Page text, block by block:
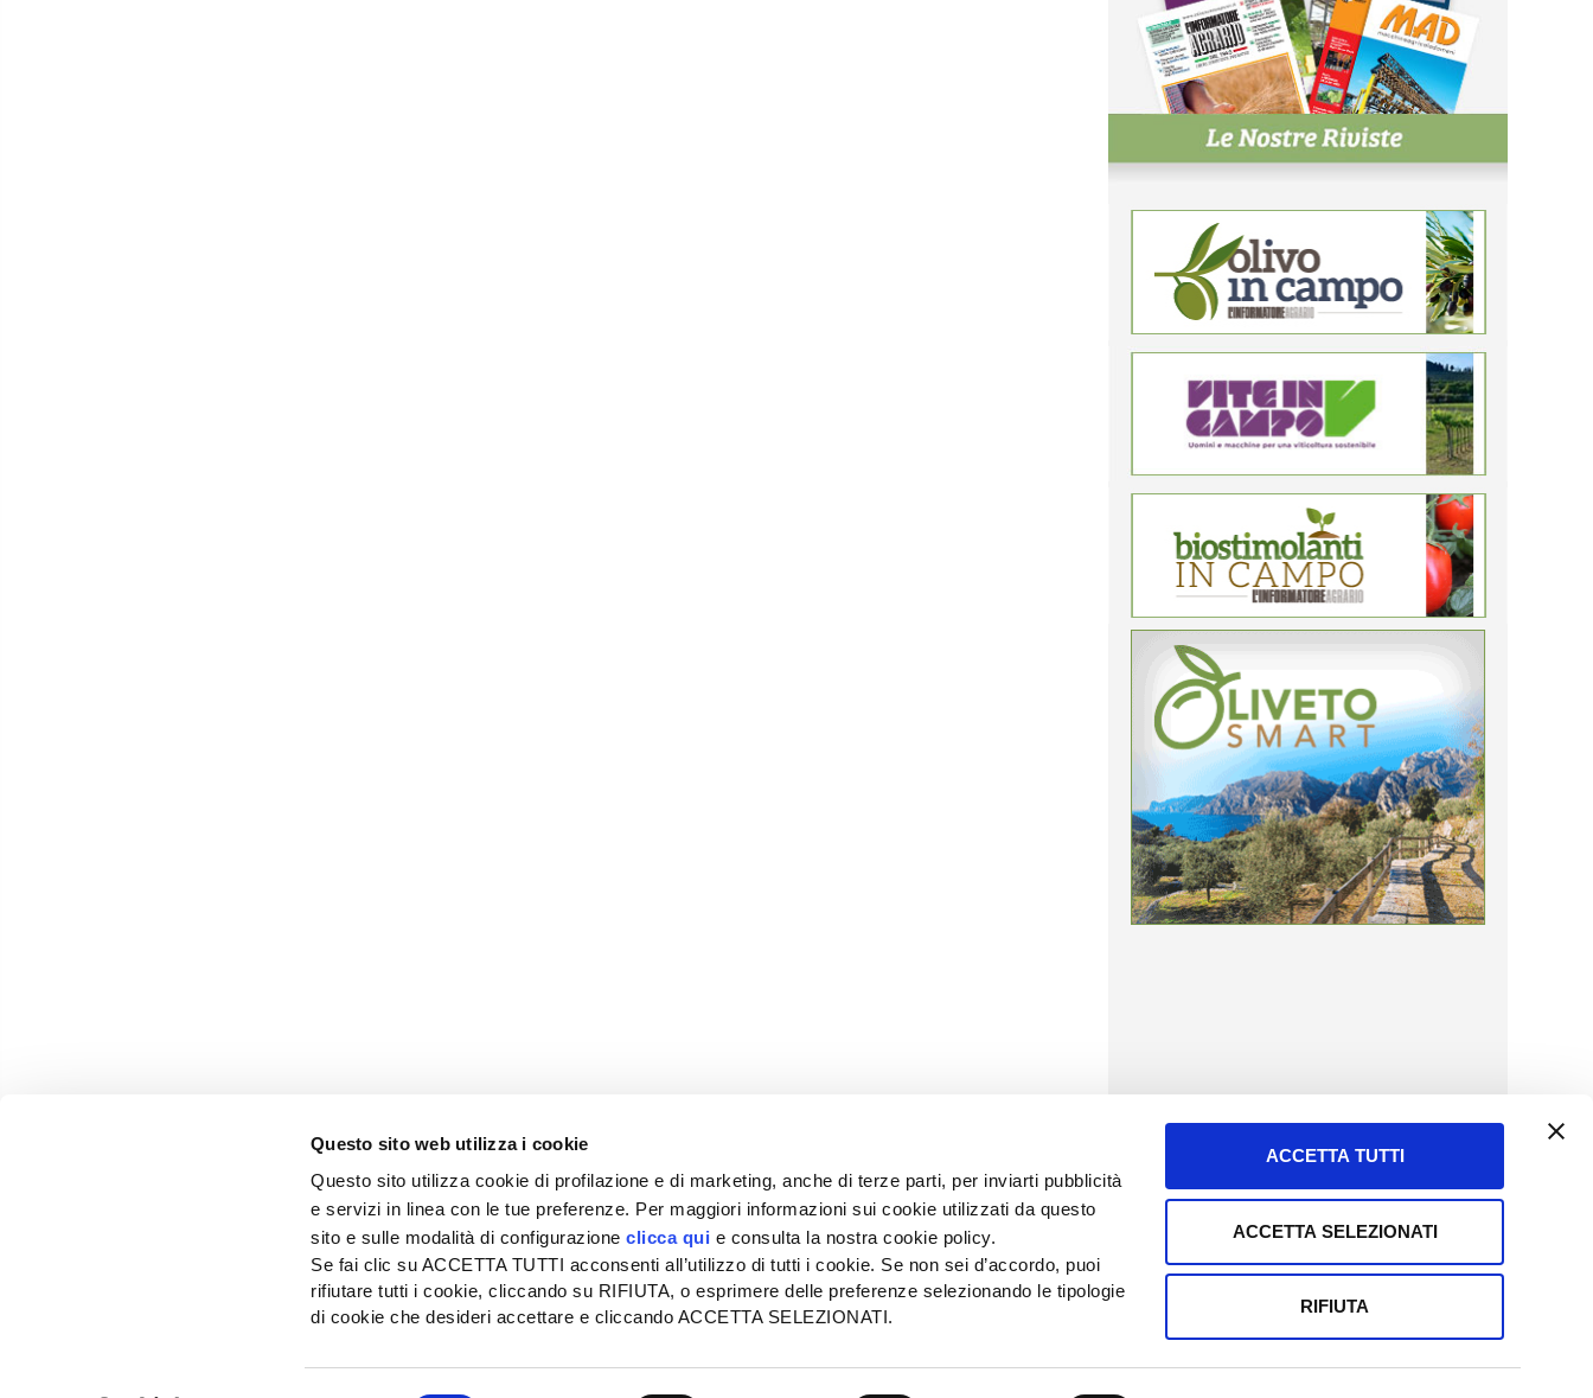
Questo sito web utilizza i cookie
Questo sito utilizza cookie di profilazione e di marketing, anche di terze parti, per inviarti pubblicità
e servizi in linea con le tue preferenze. Per maggiori informazioni sui cookie utilizzati da questo
sito e sulle modalità di configurazioneclicca qui e consulta la nostra cookie policy.
Se fai clic su ACCETTA TUTTI acconsenti all’utilizzo di tutti i cookie. Se non sei d’accordo, puoi
rifiutare tutti i cookie, cliccando su RIFIUTA, o esprimere delle preferenze selezionando le tipologie
di cookie che desideri accettare e cliccando ACCETTA SELEZIONATI.
ACCETTA TUTTI
ACCETTA SELEZIONATI
RIFIUTA
EDIZIONI L'INFORMATORE AGRARIO Srl
SEDE
Tel + 39.045.8057511
info@informatoreagrario.it
PUBBLICITÀ
Tel + 39.045.8057523
pubblicita@informatoreagrario.it
Tel + 39.045.8009480
clienti@informatoreagrario.it